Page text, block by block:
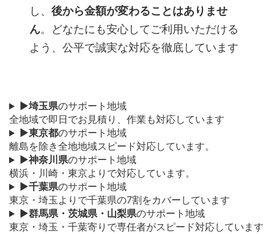
し、後から金額が変わることはありませ
ん。どなたにも安心してご利用いただける
よう、公平で誠実な対応を徹底しています
▶埼玉県のサポート地域
全地域で即日でお見積り、作業も対応しています
▶東京都のサポート地域
離島を除き全地地域スピード対応しています。
▶神奈川県のサポート地域
横浜・川崎・東京よりで対応しています。
▶千葉県のサポート地域
東京・埼玉よりで千葉県の7割をカバーしています
▶群馬県・茨城県・山梨県のサポート地域
東京・埼玉・千葉寄りで専任者がスピード対応しています